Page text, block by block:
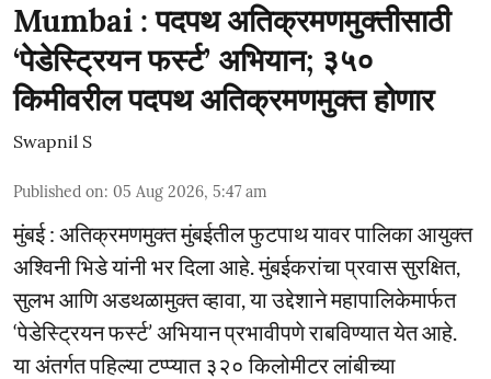
Mumbai : पदपथ अतिक्रमणमुक्तीसाठी
‘पेडेस्ट्रियन फर्स्ट’ अभियान; ३५०
किमीवरील पदपथ अतिक्रमणमुक्त होणार
Swapnil S
Published on: 05 Aug 2026, 5:47 am
मुंबई : अतिक्रमणमुक्त मुंबईतील फुटपाथ यावर पालिका आयुक्त
अश्विनी भिडे यांनी भर दिला आहे. मुंबईकरांचा प्रवास सुरक्षित,
सुलभ आणि अडथळामुक्त व्हावा, या उद्देशाने महापालिकेमार्फत
‘पेडेस्ट्रियन फर्स्ट’ अभियान प्रभावीपणे राबविण्यात येत आहे.
या अंतर्गत पहिल्या टप्प्यात ३२० किलोमीटर लांबीच्या